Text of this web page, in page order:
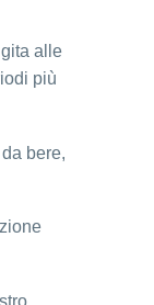
alle
più
bere,